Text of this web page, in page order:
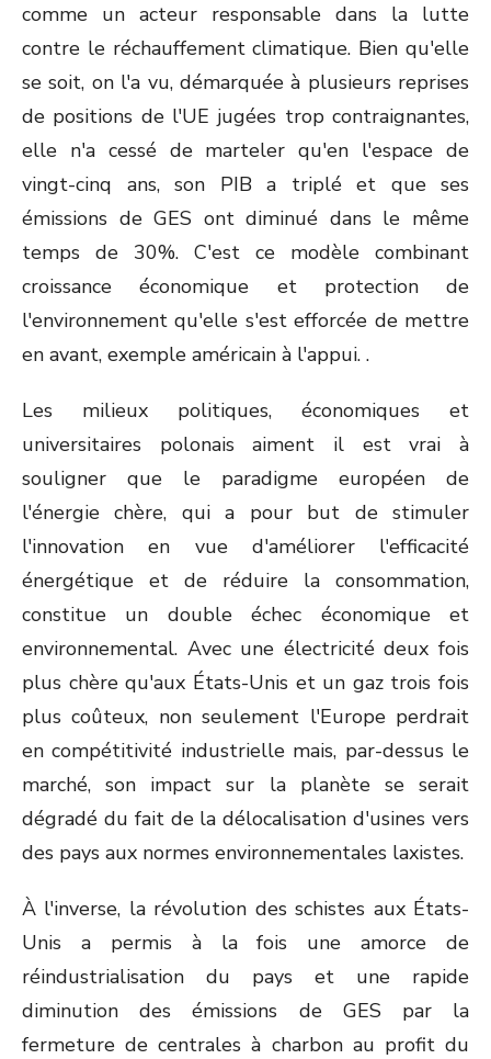
comme un acteur responsable dans la lutte
contre le réchauffement climatique. Bien qu'elle
se soit, on l'a vu, démarquée à plusieurs reprises
de positions de l'UE jugées trop contraignantes,
elle n'a cessé de marteler qu'en l'espace de
vingt-cinq ans, son PIB a triplé et que ses
émissions de GES ont diminué dans le même
temps de 30%. C'est ce modèle combinant
croissance économique et protection de
l'environnement qu'elle s'est efforcée de mettre
en avant, exemple américain à l'appui. .
Les milieux politiques, économiques et
universitaires polonais aiment il est vrai à
souligner que le paradigme européen de
l'énergie chère, qui a pour but de stimuler
l'innovation en vue d'améliorer l'efficacité
énergétique et de réduire la consommation,
constitue un double échec économique et
environnemental. Avec une électricité deux fois
plus chère qu'aux États-Unis et un gaz trois fois
plus coûteux, non seulement l'Europe perdrait
en compétitivité industrielle mais, par-dessus le
marché, son impact sur la planète se serait
dégradé du fait de la délocalisation d'usines vers
des pays aux normes environnementales laxistes.
À l'inverse, la révolution des schistes aux États-
Unis a permis à la fois une amorce de
réindustrialisation du pays et une rapide
diminution des émissions de GES par la
fermeture de centrales à charbon au profit du